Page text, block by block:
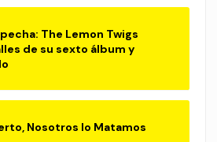
The Lemon Twigs
de su sexto álbum y
Nosotros lo Matamos